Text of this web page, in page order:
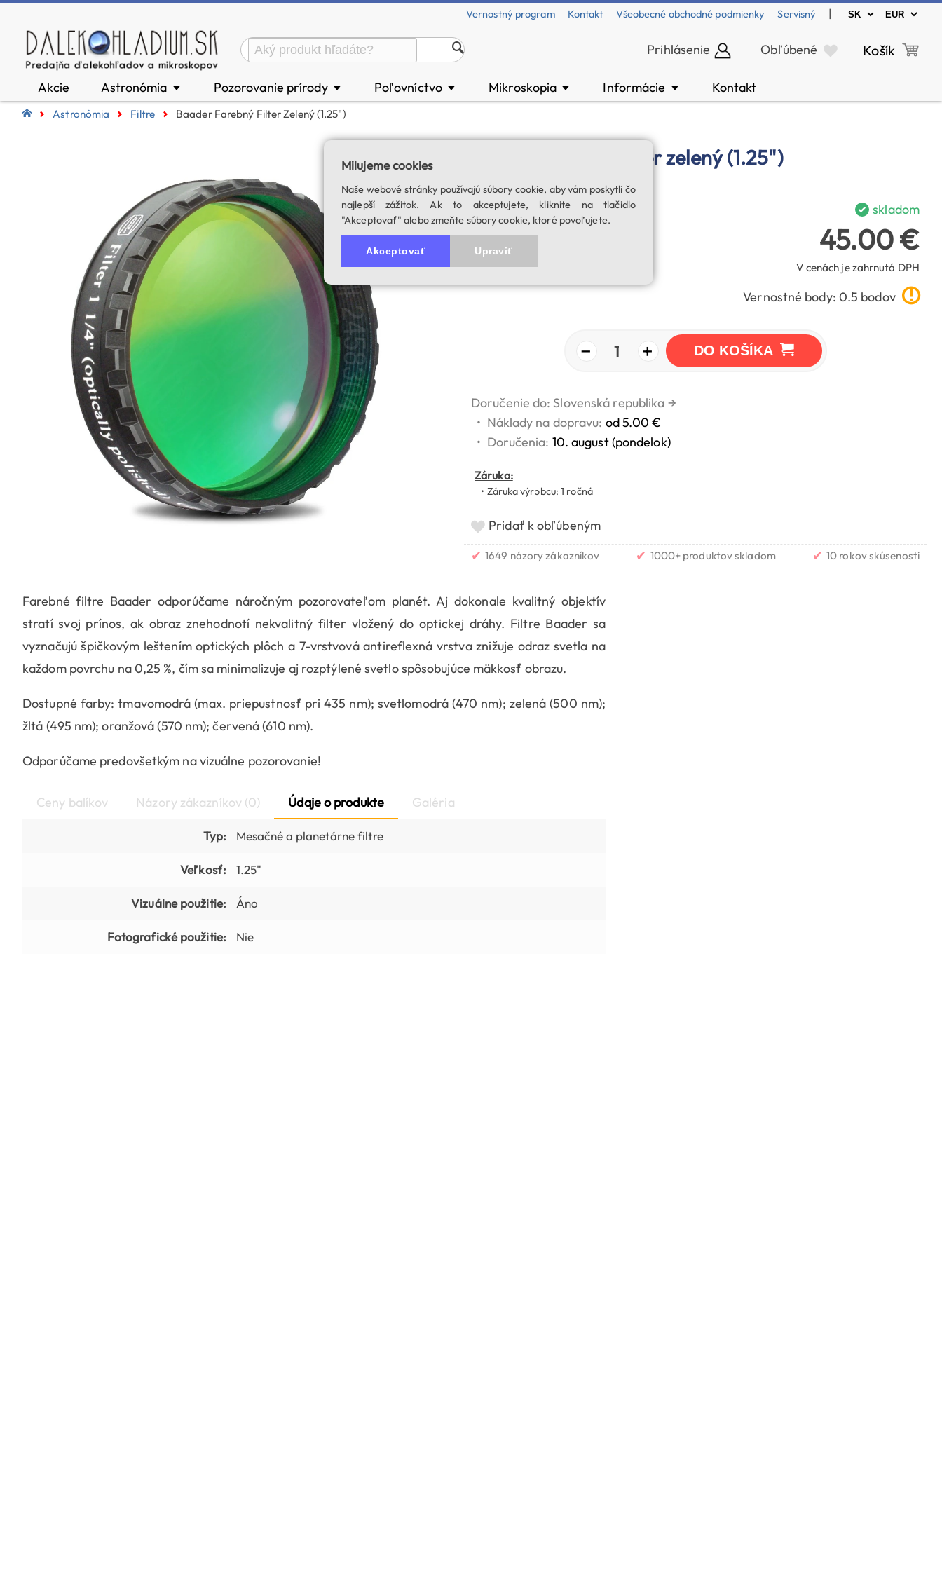
Vernostný program Kontakt Všeobecné obchodné podmienky Servisný |
Prihlásenie Obľúbené Košík
Akcie Astronómia ▼ Pozorovanie prírody ▼ Poľovníctvo ▼ Mikroskopia ▼ Informácie ▼ Kontakt
Astronómia Filtre Baader Farebný Filter Zelený (1.25")
Baader farebný filter zelený (1.25")
skladom
45.00 €
V cenách je zahrnutá DPH
Vernostné body: 0.5 bodov
− 1 + DO KOŠÍKA
Doručenie do: Slovenská republika →
• Náklady na dopravu: od 5.00 €
• Doručenia: 10. august (pondelok)
Záruka:
• Záruka výrobcu: 1 ročná
Pridať k obľúbeným
✔ 1649 názory zákazníkov ✔ 1000+ produktov skladom ✔ 10 rokov skúsenosti
Farebné filtre Baader odporúčame náročným pozorovateľom planét. Aj dokonale kvalitný objektív
stratí svoj prínos, ak obraz znehodnotí nekvalitný filter vložený do optickej dráhy. Filtre Baader sa
vyznačujú špičkovým leštením optických plôch a 7-vrstvová antireflexná vrstva znižuje odraz svetla na
každom povrchu na 0,25 %, čím sa minimalizuje aj rozptýlené svetlo spôsobujúce mäkkosť obrazu.
Dostupné farby: tmavomodrá (max. priepustnosť pri 435 nm); svetlomodrá (470 nm); zelená (500 nm);
žltá (495 nm); oranžová (570 nm); červená (610 nm).
Odporúčame predovšetkým na vizuálne pozorovanie!
Ceny balíkov Názory zákazníkov (0) Údaje o produkte Galéria
Typ: Mesačné a planetárne filtre
Veľkosť: 1.25"
Vizuálne použitie: Áno
Fotografické použitie: Nie
Milujeme cookies
Naše webové stránky používajú súbory cookie, aby vám poskytli čo
najlepší zážitok. Ak to akceptujete, kliknite na tlačidlo
"Akceptovať" alebo zmeňte súbory cookie, ktoré povoľujete.
Akceptovať Upraviť